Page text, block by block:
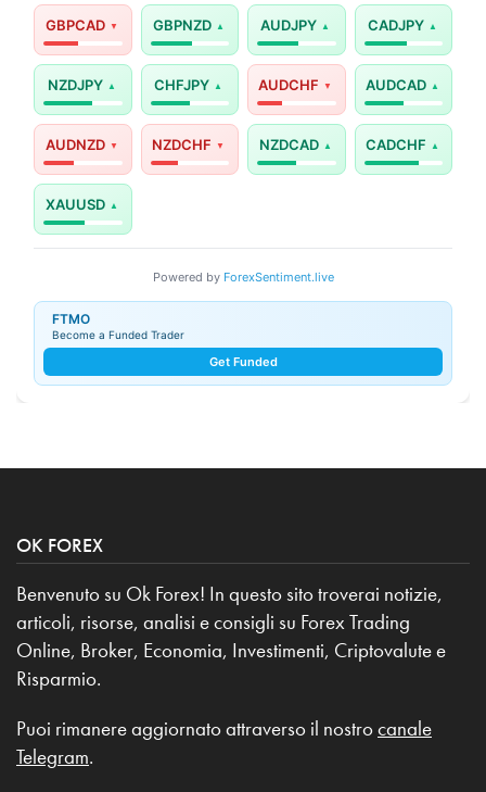
GBPCAD GBPNZD AUDJPY CADJPY
NZDJPY CHFJPY AUDCHF AUDCAD
AUDNZD NZDCHF NZDCAD CADCHF
XAUUSD
Powered by ForexSentiment.live
FTMO
Become a Funded Trader
Get Funded
OK FOREX
Benvenuto su Ok Forex! In questo sito troverai notizie,
articoli, risorse, analisi e consigli su Forex Trading
Online, Broker, Economia, Investimenti, Criptovalute e
Risparmio.
Puoi rimanere aggiornato attraverso il nostro canale
Telegram.